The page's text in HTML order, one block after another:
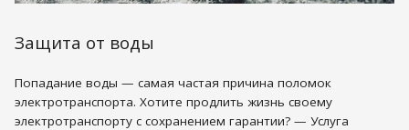
Защита от воды
Попадание воды — самая частая причина поломок
электротранспорта. Хотите продлить жизнь своему
электротранспорту с сохранением гарантии? — Услуга